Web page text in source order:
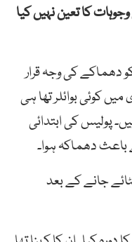
کا تعین نہیں کیا
دھماکے کی وجہ قرار
کوئی بوائلر تھا ہی
پولیس کی ابتدائی
دھماکہ ہوا۔
جانے کے بعد